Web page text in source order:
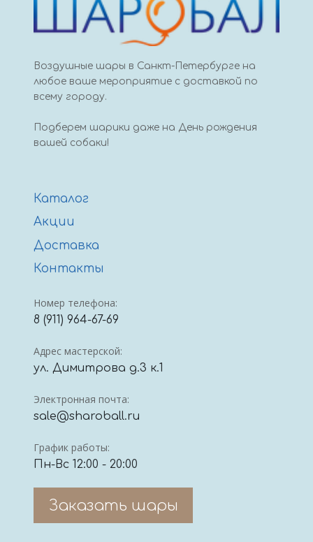
Воздушные шары в Санкт-Петербурге на
любое ваше мероприятие с доставкой по
всему городу.
Подберем шарики даже на День рождения
вашей собаки!
Каталог
Акции
Доставка
Контакты
Номер телефона:
8 (911) 964-67-69
Адрес мастерской:
ул. Димитрова д.3 к.1
Электронная почта:
sale@sharoball.ru
График работы:
Пн-Вс 12:00 - 20:00
Заказать шары